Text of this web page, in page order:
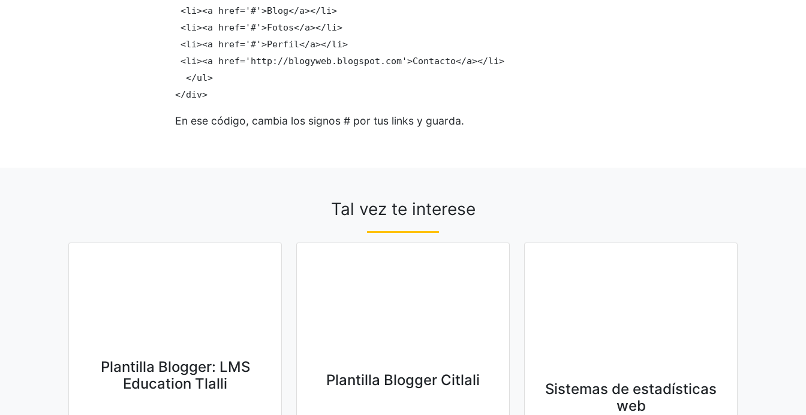
<li><a href='#'>Blog</a></li>
<li><a href='#'>Fotos</a></li>
<li><a href='#'>Perfil</a></li>
<li><a href='http://blogyweb.blogspot.com'>Contacto</a></li>
  </ul>
</div>
En ese código, cambia los signos # por tus links y guarda.
Tal vez te interese
Plantilla Blogger: LMS
Education Tlalli
Plantilla Blogger Citlali
Sistemas de estadísticas
web